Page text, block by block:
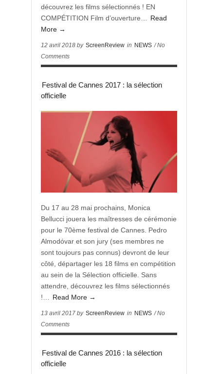
découvrez les films sélectionnés ! EN
COMPÉTITION Film d’ouverture…
Read
More →
12 avril 2018 by ScreenReview in NEWS / No
Comments
Festival de Cannes 2017 : la sélection
officielle
Du 17 au 28 mai prochains, Monica
Bellucci jouera les maîtresses de cérémonie
pour le 70ème festival de Cannes. Pedro
Almodóvar et son jury (ses membres ne
sont toujours pas connus) devront de leur
côté, départager les 18 films en compétition
au sein de la Sélection officielle. Sans
attendre, découvrez les films sélectionnés
!…
Read More →
13 avril 2017 by ScreenReview in NEWS / No
Comments
Festival de Cannes 2016 : la sélection
officielle